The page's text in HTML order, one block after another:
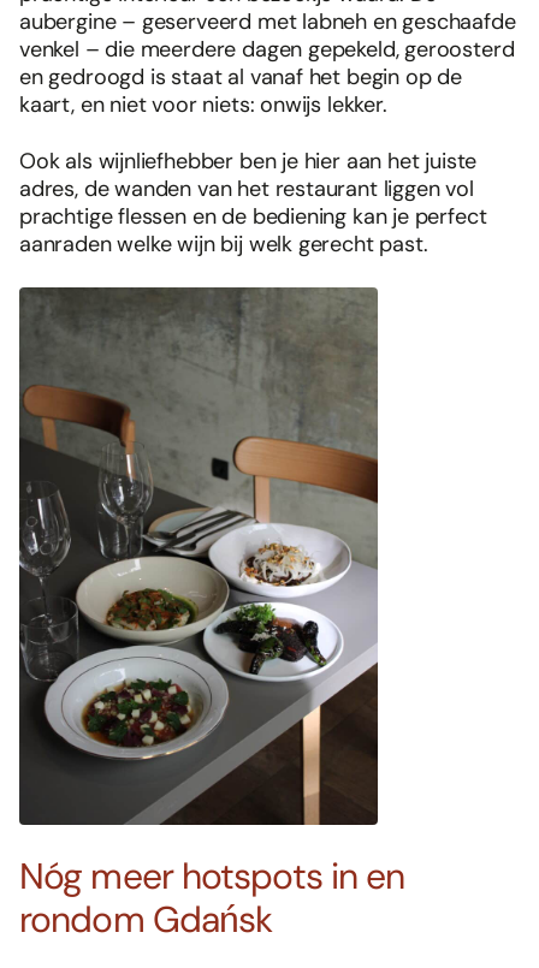
aubergine – geserveerd met labneh en geschaafde
venkel – die meerdere dagen gepekeld, geroosterd
en gedroogd is staat al vanaf het begin op de
kaart, en niet voor niets: onwijs lekker.
Ook als wijnliefhebber ben je hier aan het juiste
adres, de wanden van het restaurant liggen vol
prachtige flessen en de bediening kan je perfect
aanraden welke wijn bij welk gerecht past.
Nóg meer hotspots in en
rondom Gdańsk